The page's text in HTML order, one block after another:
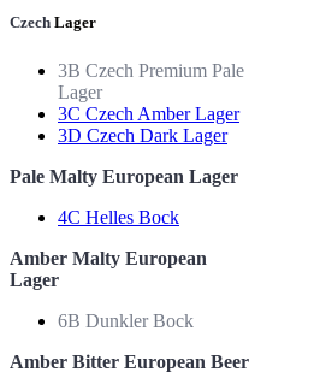
Czech Lager
3B Czech Premium Pale
Lager
3C Czech Amber Lager
3D Czech Dark Lager
Pale Malty European Lager
4C Helles Bock
Amber Malty European
Lager
6B Dunkler Bock
Amber Bitter European Beer